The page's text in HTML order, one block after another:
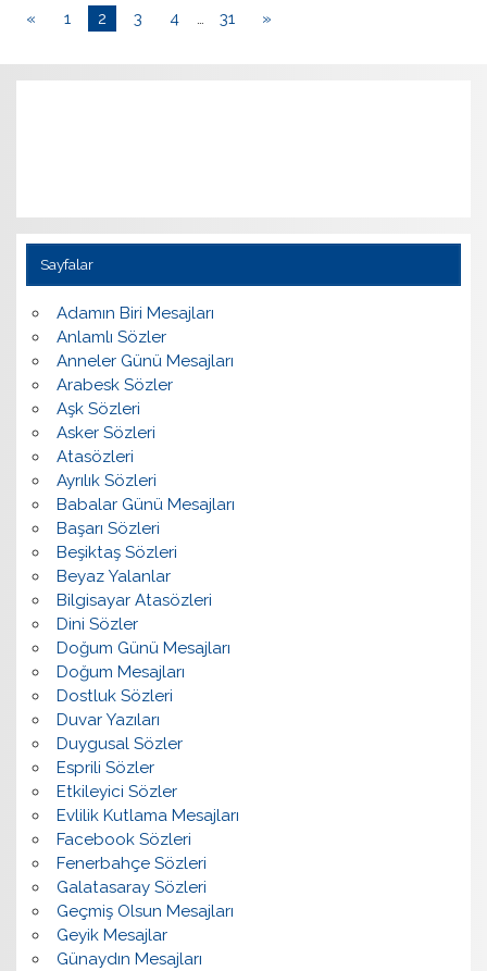
« 1 2 3 4 … 31 »
Sayfalar
Adamın Biri Mesajları
Anlamlı Sözler
Anneler Günü Mesajları
Arabesk Sözler
Aşk Sözleri
Asker Sözleri
Atasözleri
Ayrılık Sözleri
Babalar Günü Mesajları
Başarı Sözleri
Beşiktaş Sözleri
Beyaz Yalanlar
Bilgisayar Atasözleri
Dini Sözler
Doğum Günü Mesajları
Doğum Mesajları
Dostluk Sözleri
Duvar Yazıları
Duygusal Sözler
Esprili Sözler
Etkileyici Sözler
Evlilik Kutlama Mesajları
Facebook Sözleri
Fenerbahçe Sözleri
Galatasaray Sözleri
Geçmiş Olsun Mesajları
Geyik Mesajlar
Günaydın Mesajları